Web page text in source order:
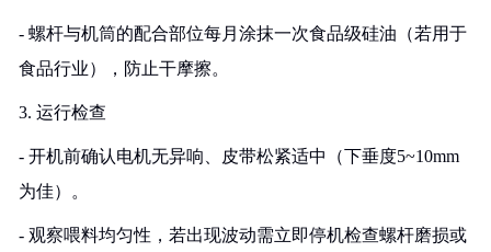
- 螺杆与机筒的配合部位每月涂抹一次食品级硅油（若用于
食品行业），防止干摩擦。
3. 运行检查
- 开机前确认电机无异响、皮带松紧适中（下垂度5~10mm
为佳）。
- 观察喂料均匀性，若出现波动需立即停机检查螺杆磨损或